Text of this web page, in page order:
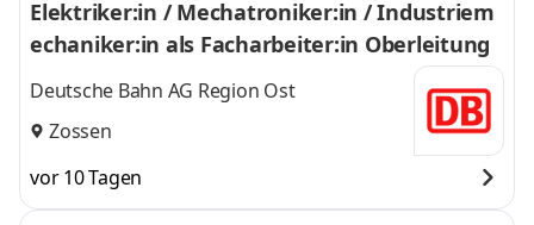
Elektriker:in / Mechatroniker:in / Industriem
echaniker:in als Facharbeiter:in Oberleitung
Deutsche Bahn AG Region Ost
Zossen
vor 10 Tagen